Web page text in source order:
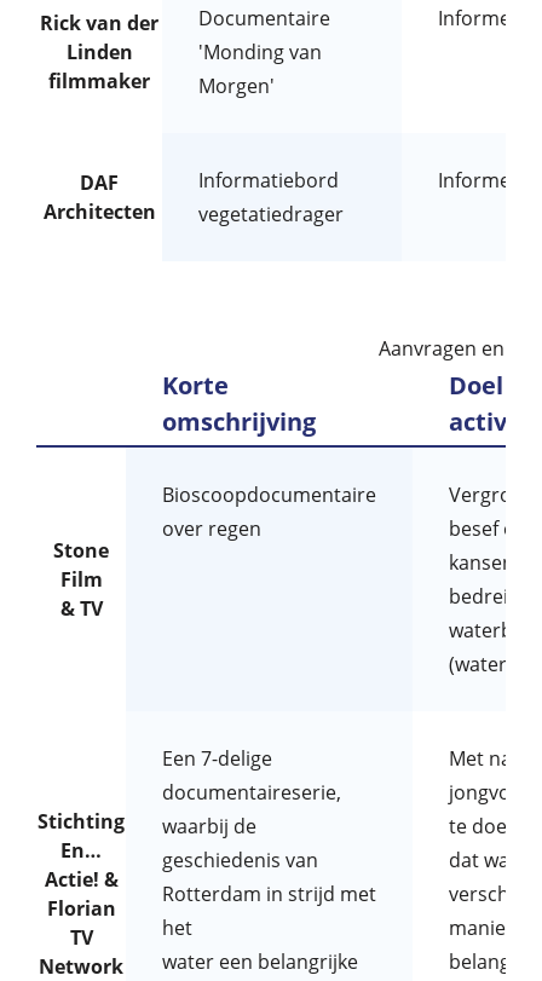
Rick van der
Linden
filmmaker
Documentaire
'Monding van
Morgen'
Informeren
DAF
Architecten
Informatiebord
vegetatiedrager
Informeren
Aanvragen en
Korte
omschrijving
Doel
Stone
Film
& TV
Bioscoopdocumentaire
over regen
Vergroten
besef
kansen en
Stichting
En…
Actie! &
Florian
TV
Network
Een 7-delige
documentaireserie,
waarbij de
geschiedenis van
Rotterdam in strijd met
het
water een belangrijke
Met name
te doen
dat water
manieren